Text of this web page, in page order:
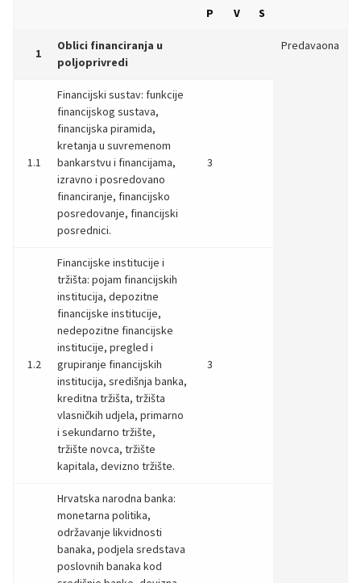
P V S
1
Oblici financiranja u
poljoprivredi
Predavaona
1.1
Financijski sustav: funkcije
financijskog sustava,
financijska piramida,
kretanja u suvremenom
bankarstvu i financijama,
izravno i posredovano
financiranje, financijsko
posredovanje, financijski
posrednici.
3
1.2
Financijske institucije i
tržišta: pojam financijskih
institucija, depozitne
financijske institucije,
nedepozitne financijske
institucije, pregled i
grupiranje financijskih
institucija, središnja banka,
kreditna tržišta, tržišta
vlasničkih udjela, primarno
i sekundarno tržište,
tržište novca, tržište
kapitala, devizno tržište.
3
Hrvatska narodna banka:
monetarna politika,
održavanje likvidnosti
banaka, podjela sredstava
poslovnih banaka kod